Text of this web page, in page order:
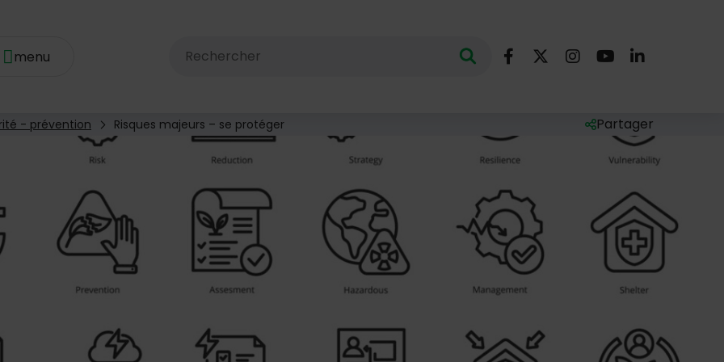
Rechercher dans le site avec des mots clés au minimum de 3 caractères
Lancer la recherche
Nous suivre
Facebook
X (Twitter)
Instagram
YouTubeLinkedIn
- prévention Risques majeurs – se protéger Liste des liens de
Partager